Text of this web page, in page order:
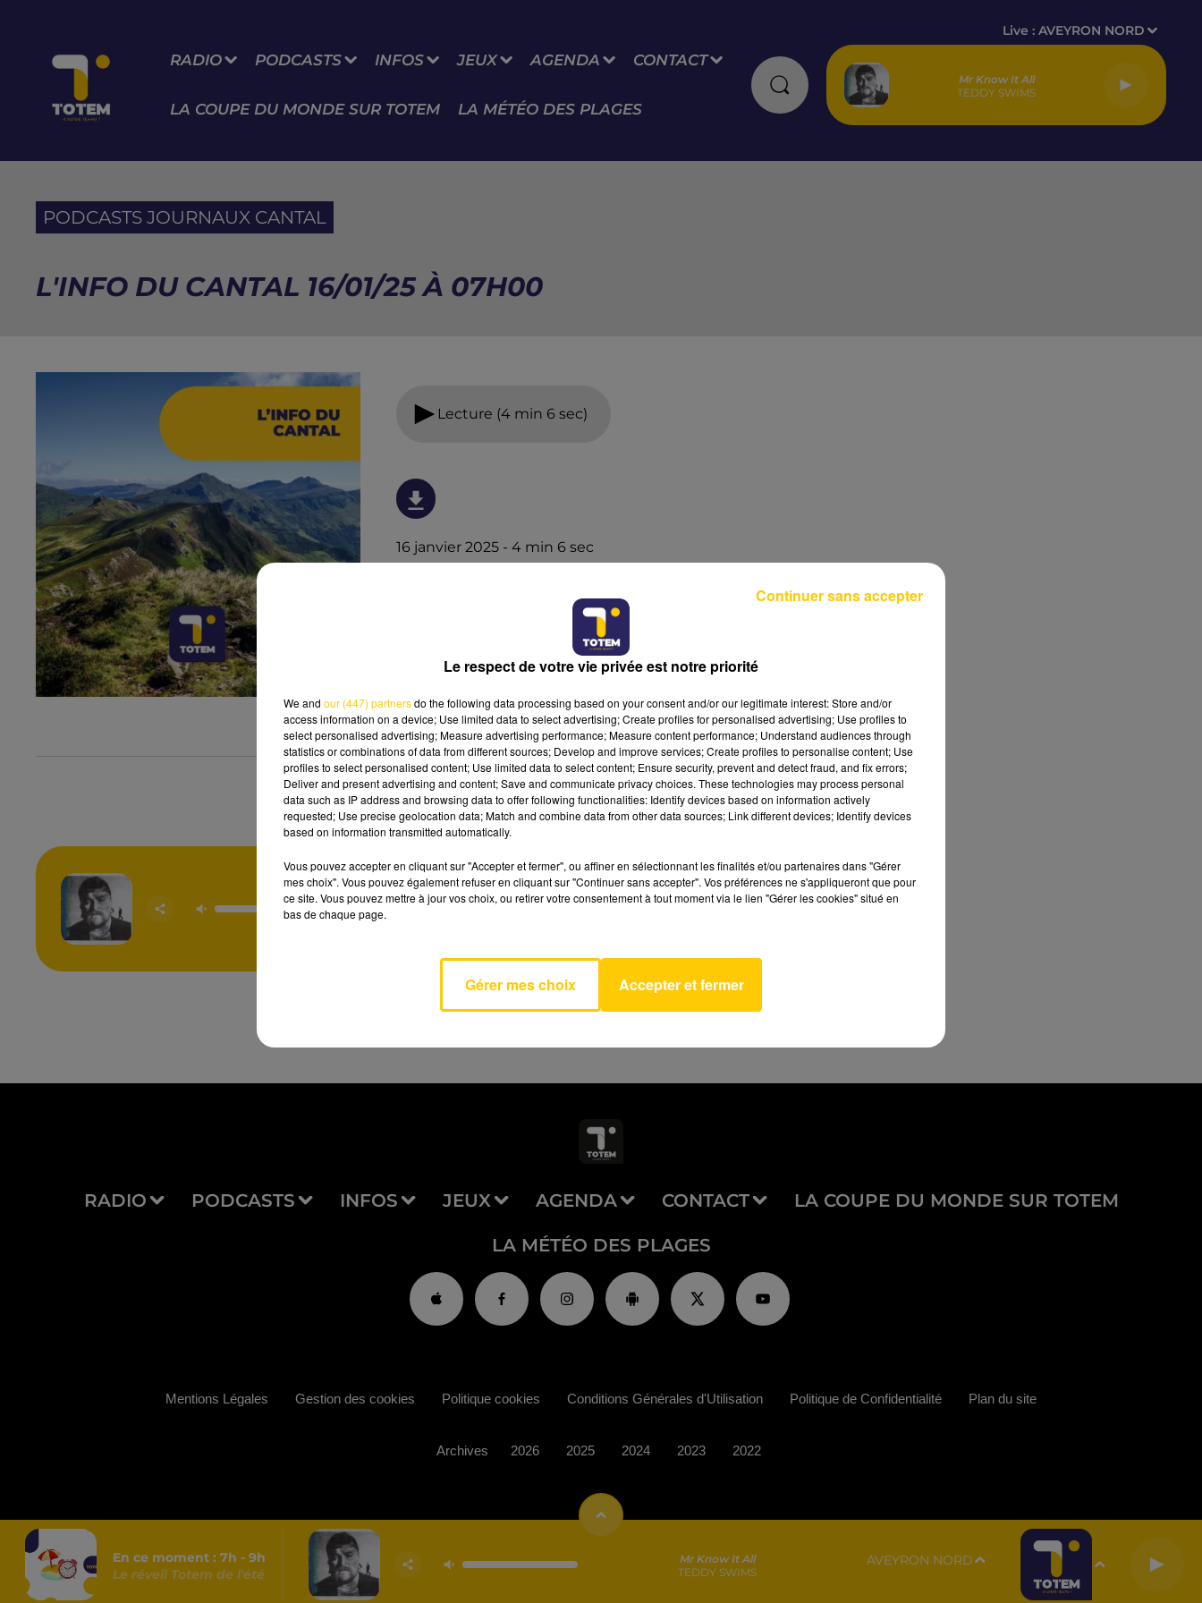
RADIO PODCASTS INFOS JEUX AGENDA CONTACT
LA COUPE DU MONDE SUR TOTEM LA MÉTÉO DES PLAGES
Live :AVEYRON NORD
Mr Know It All
TEDDY SWIMS
PODCASTS JOURNAUX CANTAL
L'INFO DU CANTAL 16/01/25 À 07H00
Lecture (4 min 6 sec)
16 janvier 2025 - 4 min 6 sec
Ecoutez sur Totem l'information dans le Cantal, le pays
de Brioude et Issoire avec les reportages de nos
journalistes sur le terrain .
Mr Know It All
TEDDY SWIMS
AVEYRON NORD
RADIO PODCASTS INFOS JEUX AGENDA CONTACT LA COUPE DU MONDE SUR TOTEM
LA MÉTÉO DES PLAGES
En ce moment : 7h - 9h
Le réveil Totem de l'été
Mr Know It All
TEDDY SWIMS
AVEYRON NORD
Mentions Légales Gestion des cookies Politique cookies Conditions Générales d'Utilisation Politique de Confidentialité Plan du site
Archives 2026 2025 2024 2023 2022
Le respect de votre vie privée est notre priorité
We and our (447) partnersdo the following data processing based on your consent and/or our legitimate interest: Store and/or
access information on a device; Use limited data to select advertising; Create profiles for personalised advertising; Use profiles to
select personalised advertising; Measure advertising performance; Measure content performance; Understand audiences through
statistics or combinations of data from different sources; Develop and improve services; Create profiles to personalise content; Use
profiles to select personalised content; Use limited data to select content; Ensure security, prevent and detect fraud, and fix errors;
Deliver and present advertising and content; Save and communicate privacy choices. These technologies may process personal
data such as IP address and browsing data to offer following functionalities: Identify devices based on information actively
requested; Use precise geolocation data; Match and combine data from other data sources; Link different devices; Identify devices
based on information transmitted automatically.
Vous pouvez accepter en cliquant sur "Accepter et fermer", ou affiner en sélectionnant les finalités et/ou partenaires dans "Gérer
mes choix". Vous pouvez également refuser en cliquant sur "Continuer sans accepter". Vos préférences ne s'appliqueront que pour
ce site. Vous pouvez mettre à jour vos choix, ou retirer votre consentement à tout moment via le lien "Gérer les cookies" situé en
bas de chaque page.
Gérer mes choix Accepter et fermer
Continuer sans accepter